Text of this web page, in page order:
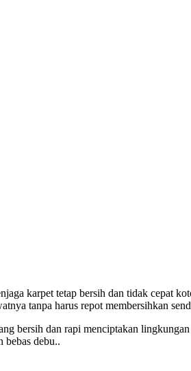
karpet tetap bersih dan tidak cepat
tanpa harus repot membersihkan
bersih dan rapi menciptakan
bebas debu..